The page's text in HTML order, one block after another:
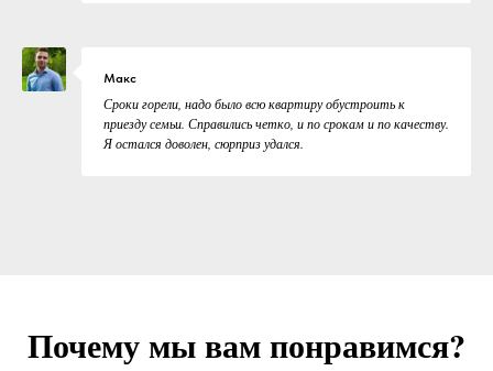
Макс
Сроки горели, надо было всю квартиру обустроить к
приезду семьи. Справились четко, и по срокам и по качеству.
Я остался доволен, сюрприз удался.
Почему мы вам понравимся?